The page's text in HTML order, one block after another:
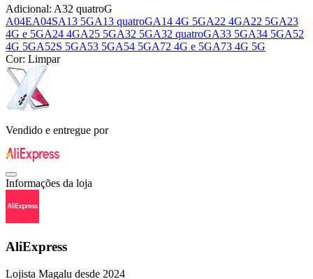
Adicional: A32 quatroG
A04EA04SA13 5GA13 quatroGA14 4G 5GA22 4GA22 5GA23
4G e 5GA24 4GA25 5GA32 5GA32 quatroGA33 5GA34 5GA52
4G 5GA52S 5GA53 5GA54 5GA72 4G e 5GA73 4G 5G
Cor: Limpar
Vendido e entregue por
Informações da loja
AliExpress
Lojista Magalu desde 2024